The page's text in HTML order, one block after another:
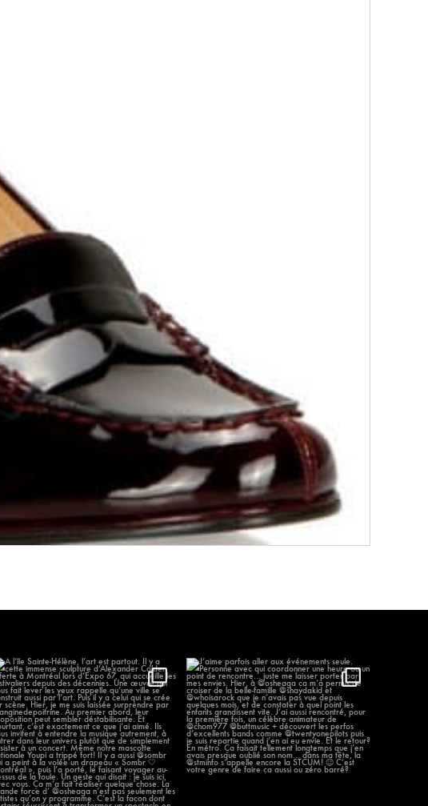
À l’île Sainte-Hélène, l’art est partout.
...
294 12
J’aime parfois aller aux événements
seule....
1284 58